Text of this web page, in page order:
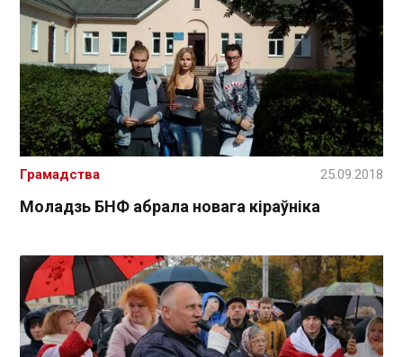
Моладзь БНФ абрала новага кіраўніка
Грамадства 25.09.2018